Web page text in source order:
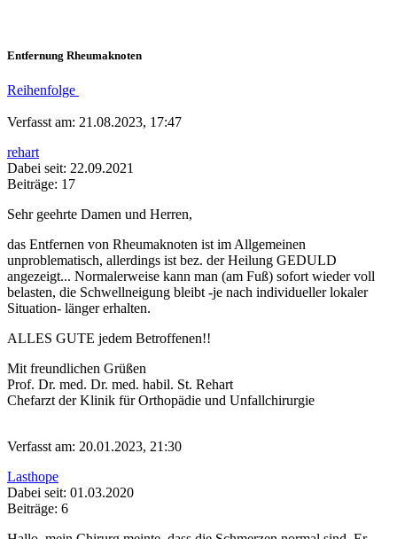
Entfernung Rheumaknoten
Reihenfolge
Verfasst am: 21.08.2023, 17:47
rehart
Dabei seit: 22.09.2021
Beiträge: 17
Sehr geehrte Damen und Herren,
das Entfernen von Rheumaknoten ist im Allgemeinen
unproblematisch, allerdings ist bez. der Heilung GEDULD
angezeigt... Normalerweise kann man (am Fuß) sofort wieder voll
belasten, die Schwellneigung bleibt -je nach individueller lokaler
Situation- länger erhalten.
ALLES GUTE jedem Betroffenen!!
Mit freundlichen Grüßen
Prof. Dr. med. Dr. med. habil. St. Rehart
Chefarzt der Klinik für Orthopädie und Unfallchirurgie
Verfasst am: 20.01.2023, 21:30
Lasthope
Dabei seit: 01.03.2020
Beiträge: 6